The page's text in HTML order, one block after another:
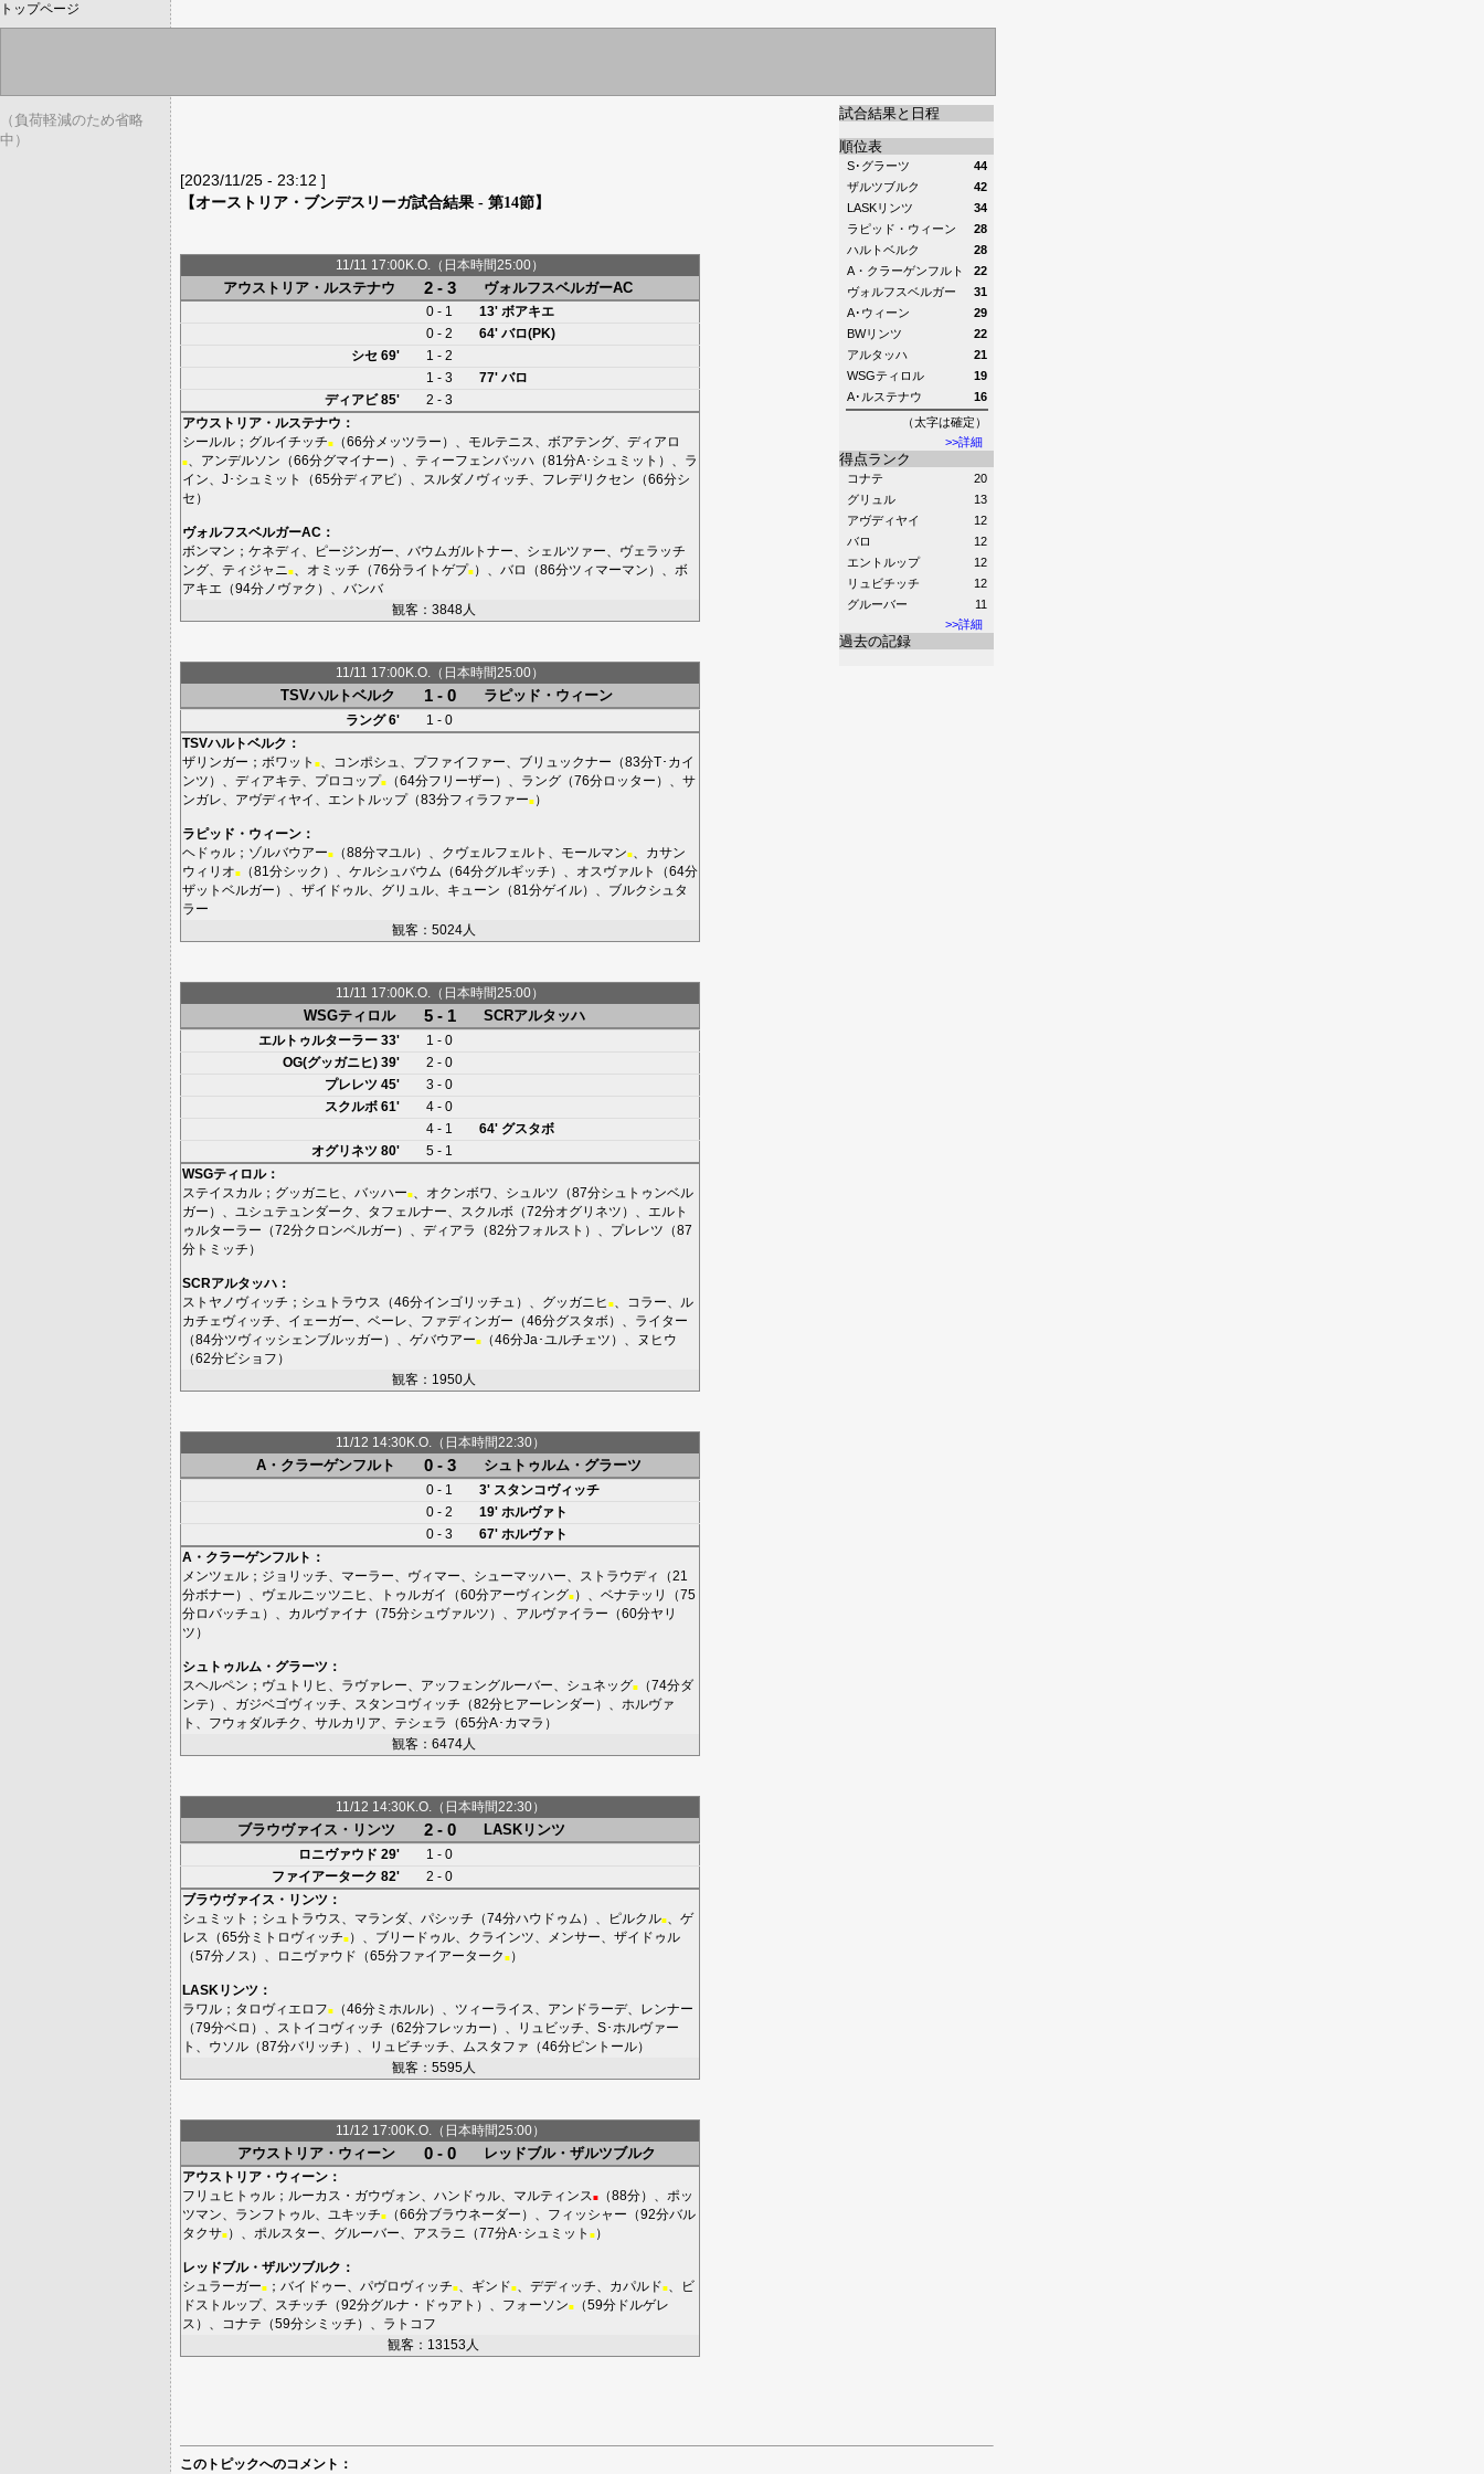
トップページ
（負荷軽減のため省略
中）
試合結果と日程
順位表
>>詳細
S･グラーツ
44
ザルツブルク
42
LASKリンツ
34
ラピッド・ウィーン
28
ハルトベルク
28
A・クラーゲンフルト
22
ヴォルフスベルガー
31
A･ウィーン
29
BWリンツ
22
アルタッハ
21
WSGティロル
19
A･ルステナウ
16
（太字は確定）
得点ランク
>>詳細
コナテ
20
グリュル
13
アヴディヤイ
12
バロ
12
エントルップ
12
リュビチッチ
12
グルーバー
11
過去の記録
[2023/11/25 - 23:12 ]
【オーストリア・ブンデスリーガ試合結果 - 第14節】
11/11 17:00K.O.（日本時間25:00）
アウストリア・ルステナウ 2 - 3 ヴォルフスベルガーAC
0 - 1 13' ボアキエ
0 - 2
64' バロ(PK)
シセ 69'
1 - 2
1 - 3
77' バロ
ディアビ85'
2 - 3
アウストリア・ルステナウ ：
シールル ； グルイチッチ■ （66分 メッツラー ）、 モルテニス ボアテング ディアロ
■ アンデルソン （66分グマイナー ）、 ティーフェンバッハ （81分A･シュミット ）、 ラ
イン
J･シュミット （65分ディアビ）、 スルダノヴィッチ フレデリクセン （66分シ
セ ）
ヴォルフスベルガーAC ：
ボンマン ； ケネディ ピージンガー バウムガルトナー シェルツァー
ヴェラッチ
ング
ティジャニ ■ オミッチ （76分ライトゲプ■ ）、 バロ （86分ツィマーマン ）、 ボ
アキエ （94分 ノヴァク ）、 バンバ
観客：3848人
11/11 17:00K.O.（日本時間25:00）
TSVハルトベルク 1 - 0 ラピッド・ウィーン
ラング6'
1 - 0
TSVハルトベルク ：
ザリンガー ； ボワット ■ コンポシュ プファイファー ブリュックナー （83分T･カイ
ンツ ）、 ディアキテ プロコップ■ （64分フリーザー ）、 ラング （76分ロッター ）、 サ
ンガレ
アヴディヤイ エントルップ（83分フィラファー■ ）
ラピッド・ウィーン ：
ヘドゥル ； ゾルバウアー■ （88分マユル）、 クヴェルフェルト モールマン■
カサン
ウィリオ■ （81分シック ）、 ケルシュバウム （64分グルギッチ ）、 オスヴァルト
（64分
ザットベルガー ）、 ザイドゥル グリュル キューン （81分ゲイル）、 ブルクシュタ
ラー
観客：5024人
11/11 17:00K.O.（日本時間25:00）
WSGティロル 5 - 1 SCRアルタッハ
エルトゥルターラー 33'
1 - 0
OG(グッガニヒ) 39'
2 - 0
プレレツ 45'
3 - 0
スクルボ 61'
4 - 0
4 - 1
64' グスタボ
オグリネツ 80'
5 - 1
WSGティロル：
ステイスカル ； グッガニヒ バッハー■ オクンボワ シュルツ （87分シュトゥンベル
ガー ）、 ユシュテュンダーク タフェルナー スクルボ （72分オグリネツ ）、 エルト
ゥルターラー （72分クロンベルガー ）、 ディアラ （82分フォルスト ）、 プレレツ （87
分 トミッチ ）
SCRアルタッハ ：
ストヤノヴィッチ ； シュトラウス （46分インゴリッチュ ）、 グッガニヒ ■ コラー
ル
カチェヴィッチ
イェーガー ベーレ ファディンガー （46分グスタボ ）、 ライター
（84分ツヴィッシェンブルッガー ）、 ゲバウアー■ （46分Ja･ユルチェツ ）、
ヌヒウ
（62分ビショフ ）
観客：1950人
11/12 14:30K.O.（日本時間22:30）
A・クラーゲンフルト 0 - 3 シュトゥルム・グラーツ
0 - 1 3' スタンコヴィッチ
0 - 2
19' ホルヴァト
0 - 3
67' ホルヴァト
A・クラーゲンフルト ：
メンツェル ； ジョリッチ マーラー ヴィマー シューマッハー ストラウディ
（21
分ボナー ）、 ヴェルニッツニヒ トゥルガイ （60分アーヴィング■ ）、 ベナテッリ
（75
分ロバッチュ ）、 カルヴァイナ （75分シュヴァルツ ）、 アルヴァイラー （60分ヤリ
ツ ）
シュトゥルム・グラーツ ：
スヘルペン ； ヴュトリヒ ラヴァレー アッフェングルーバー シュネッグ■ （74分ダ
ンテ ）、 ガジベゴヴィッチ スタンコヴィッチ （82分ヒアーレンダー ）、 ホルヴァ
ト
フウォダルチク サルカリア テシェラ （65分A･カマラ ）
観客：6474人
11/12 14:30K.O.（日本時間22:30）
ブラウヴァイス・リンツ 2 - 0 LASKリンツ
ロニヴァウド 29'
1 - 0
ファイアーターク 82'
2 - 0
ブラウヴァイス・リンツ ：
シュミット ； シュトラウス マランダ パシッチ （74分ハウドゥム ）、 ピルクル■
ゲ
レス
（65分 ミトロヴィッチ■ ）、 ブリードゥル クラインツ メンサー
ザイドゥル
（57分 ノス ）、 ロニヴァウド （65分ファイアーターク ■ ）
LASKリンツ ：
ラワル ； タロヴィエロフ■ （46分 ミホルル）、 ツィーライス アンドラーデ、 レンナー
（79分ベロ ）、 ストイコヴィッチ （62分フレッカー ）、 リュビッチ
S･ホルヴァー
ト
ウソル （87分バリッチ ）、 リュビチッチ ムスタファ （46分ピントール）
観客：5595人
11/12 17:00K.O.（日本時間25:00）
アウストリア・ウィーン 0 - 0 レッドブル・ザルツブルク
アウストリア・ウィーン ：
フリュヒトゥル ； ルーカス・ガウヴォン ハンドゥル マルティンス ■ （88分）、 ポッ
ツマン
ランフトゥル ユキッチ■ （66分ブラウネーダー ）、 フィッシャー （92分バル
タクサ■ ）、 ポルスター グルーバー アスラニ （77分A･シュミット ■ ）
レッドブル・ザルツブルク ：
シュラーガー■ ； バイドゥー パヴロヴィッチ■ ギンド■ デディッチ カパルド■
ビ
ドストルップ、 スチッチ （92分グルナ・ドゥアト ）、 フォーソン■ （59分 ドルゲレ
ス ）、 コナテ （59分シミッチ ）、 ラトコフ
観客：13153人
このトピックへのコメント：